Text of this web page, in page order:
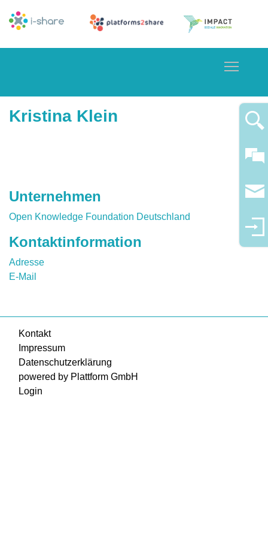
Kristina Klein
Unternehmen
Open Knowledge Foundation Deutschland
Kontaktinformation
Adresse
E-Mail
Kontakt
Impressum
Datenschutzerklärung
powered by Plattform GmbH
Login